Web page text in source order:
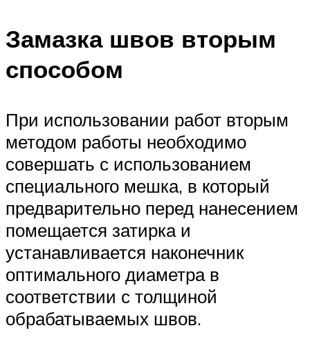
Замазка швов вторым
способом
При использовании работ вторым
методом работы необходимо
совершать с использованием
специального мешка, в который
предварительно перед нанесением
помещается затирка и
устанавливается наконечник
оптимального диаметра в
соответствии с толщиной
обрабатываемых швов.